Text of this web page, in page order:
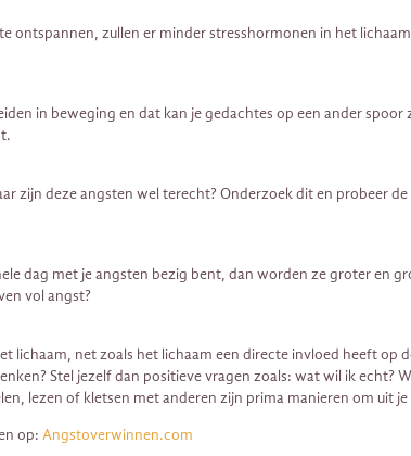
ontspannen, zullen er minder stresshormonen in het
in beweging en dat kan je gedachtes op een ander
zijn deze angsten wel terecht? Onderzoek dit en probeer
dag met je angsten bezig bent, dan worden ze groter en
vol angst?
lichaam, net zoals het lichaam een directe invloed heeft
Stel jezelf dan positieve vragen zoals: wat wil ik
lezen of kletsen met anderen zijn prima manieren om uit
op: Angstoverwinnen.com